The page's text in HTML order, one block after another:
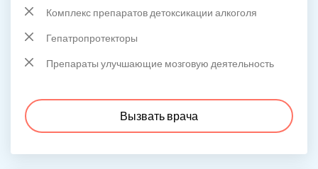
Комплекс препаратов детоксикации алкоголя
Гепатропротекторы
Препараты улучшающие мозговую деятельность
Вызвать врача